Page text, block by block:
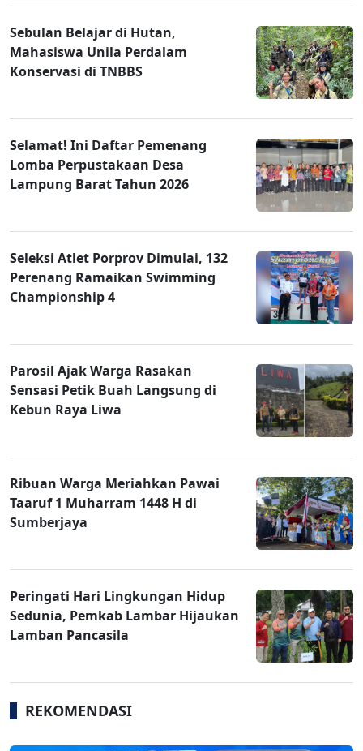
Sebulan Belajar di Hutan,
Mahasiswa Unila Perdalam
Konservasi di TNBBS
Selamat! Ini Daftar Pemenang
Lomba Perpustakaan Desa
Lampung Barat Tahun 2026
Seleksi Atlet Porprov Dimulai, 132
Perenang Ramaikan Swimming
Championship 4
Parosil Ajak Warga Rasakan
Sensasi Petik Buah Langsung di
Kebun Raya Liwa
Ribuan Warga Meriahkan Pawai
Taaruf 1 Muharram 1448 H di
Sumberjaya
Peringati Hari Lingkungan Hidup
Sedunia, Pemkab Lambar Hijaukan
Lamban Pancasila
REKOMENDASI